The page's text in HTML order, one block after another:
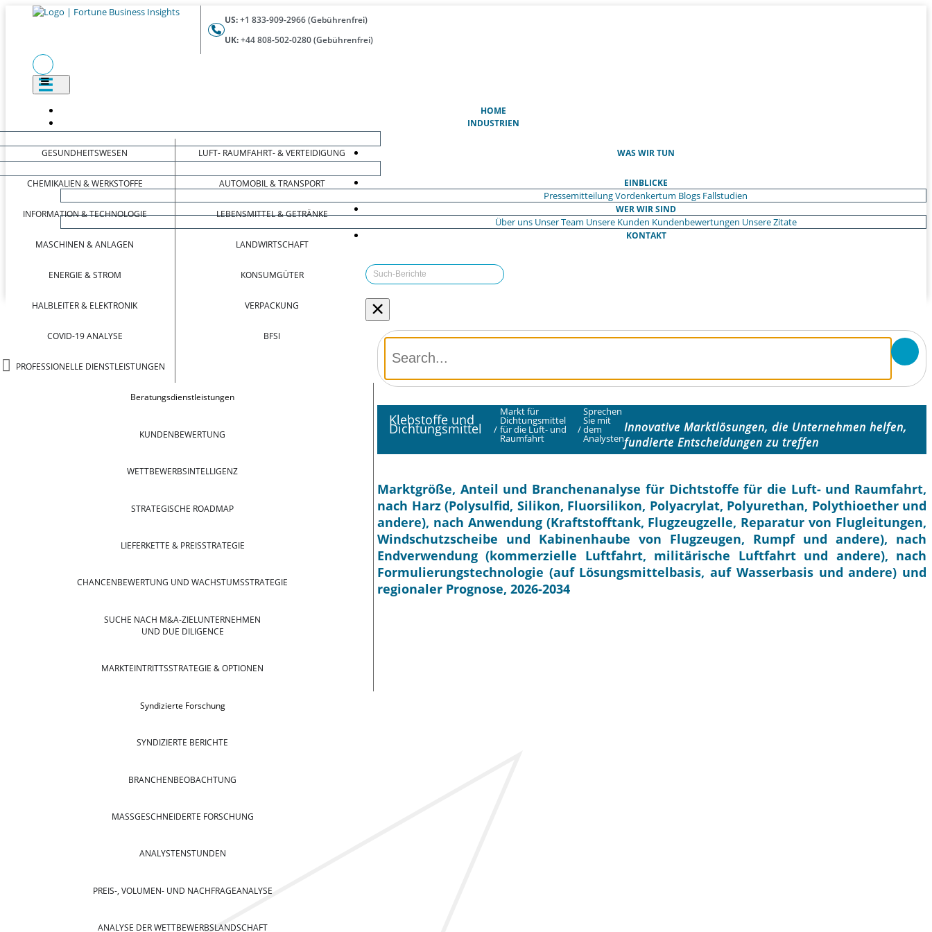
US:+1 833-909-2966 (Gebührenfrei)
UK:+44 808-502-0280 (Gebührenfrei)
HOME
INDUSTRIEN
GESUNDHEITSWESEN
CHEMIKALIEN & WERKSTOFFE
INFORMATION & TECHNOLOGIE
MASCHINEN & ANLAGEN
ENERGIE & STROM
HALBLEITER & ELEKTRONIK
COVID-19 ANALYSE
PROFESSIONELLE DIENSTLEISTUNGEN
LUFT- RAUMFAHRT- & VERTEIDIGUNG
AUTOMOBIL & TRANSPORT
LEBENSMITTEL & GETRÄNKE
LANDWIRTSCHAFT
KONSUMGÜTER
VERPACKUNG
BFSI
WAS WIR TUN
Beratungsdienstleistungen
KUNDENBEWERTUNG
WETTBEWERBSINTELLIGENZ
STRATEGISCHE ROADMAP
LIEFERKETTE & PREISSTRATEGIE
CHANCENBEWERTUNG UND WACHSTUMSSTRATEGIE
SUCHE NACH M&A-ZIELUNTERNEHMEN
UND DUE DILIGENCE
MARKTEINTRITTSSTRATEGIE & OPTIONEN
Syndizierte Forschung
SYNDIZIERTE BERICHTE
BRANCHENBEOBACHTUNG
MASSGESCHNEIDERTE FORSCHUNG
ANALYSTENSTUNDEN
PREIS-, VOLUMEN- UND NACHFRAGEANALYSE
ANALYSE DER WETTBEWERBSLANDSCHAFT
EINBLICKE
PressemitteilungVordenkertum Blogs Fallstudien
WER WIR SIND
Über uns Unser Team Unsere Kunden Kundenbewertungen Unsere Zitate
KONTAKT
×
Klebstoffe und
Dichtungsmittel /
Markt für
Dichtungsmittel
für die Luft- und
Raumfahrt
/
Sprechen
Sie mit
dem
Analysten
Innovative Marktlösungen, die Unternehmen helfen,
fundierte Entscheidungen zu treffen
Marktgröße, Anteil und Branchenanalyse für Dichtstoffe für die Luft- und Raumfahrt,
nach Harz (Polysulfid, Silikon, Fluorsilikon, Polyacrylat, Polyurethan, Polythioether und
andere), nach Anwendung (Kraftstofftank, Flugzeugzelle, Reparatur von Flugleitungen,
Windschutzscheibe und Kabinenhaube von Flugzeugen, Rumpf und andere), nach
Endverwendung (kommerzielle Luftfahrt, militärische Luftfahrt und andere), nach
Formulierungstechnologie (auf Lösungsmittelbasis, auf Wasserbasis und andere) und
regionaler Prognose, 2026-2034